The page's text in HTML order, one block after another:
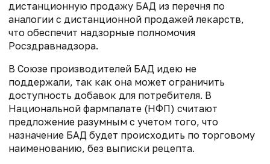
дистанционную продажу БАД из перечня по
аналогии с дистанционной продажей лекарств,
что обеспечит надзорные полномочия
Росздравнадзора.
В Союзе производителей БАД идею не
поддержали, так как она может ограничить
доступность добавок для потребителя. В
Национальной фармпалате (НФП) считают
предложение разумным с учетом того, что
назначение БАД будет происходить по торговому
наименованию, без выписки рецепта.